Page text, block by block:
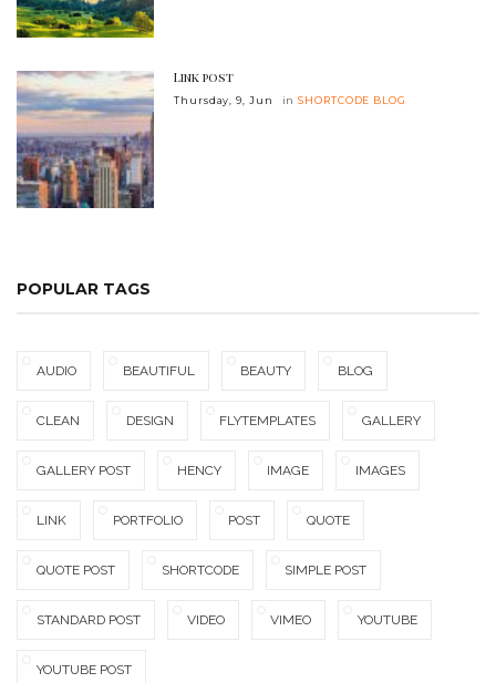
Link post
Thursday, 9, Jun inSHORTCODE BLOG
POPULAR TAGS
AUDIO BEAUTIFUL BEAUTY BLOG
CLEAN DESIGN FLYTEMPLATES GALLERY
GALLERY POST HENCY IMAGE IMAGES
LINK PORTFOLIO POST QUOTE
QUOTE POST SHORTCODE SIMPLE POST
STANDARD POST VIDEO VIMEO YOUTUBE
YOUTUBE POST